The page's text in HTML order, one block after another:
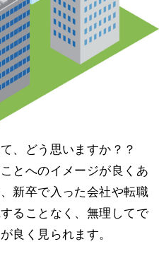
、どう思いますか？？
とへのイメージが良くあ
新卒で入った会社や転職
ることなく、無理してで
良く見られます。